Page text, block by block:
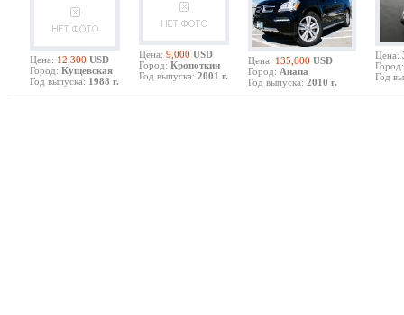
Цена: 12,300 USD
Город: Кущевская
Год выпуска: 1988 г.
Цена: 9,000 USD
Город: Кропоткин
Год выпуска: 2001 г.
Цена: 135,000 USD
Город: Анапа
Год выпуска: 2010 г.
Цена:
Город:
Год